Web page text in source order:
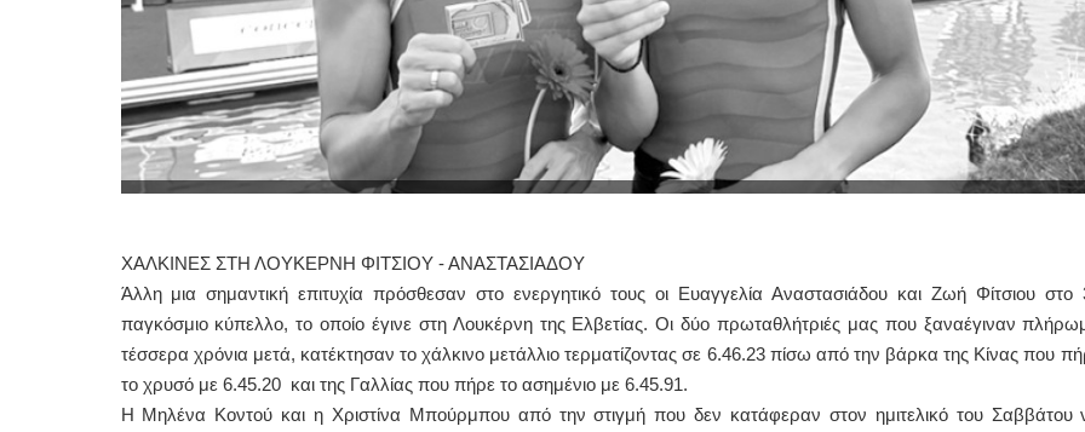
ΧΑΛΚΙΝΕΣ ΣΤΗ ΛΟΥΚΕΡΝΗ ΦΙΤΣΙΟΥ - ΑΝΑΣΤΑΣΙΑΔΟΥ
Άλλη μια σημαντική επιτυχία πρόσθεσαν στο ενεργητικό τους οι Ευαγγελία Αναστασιάδου και Ζωή Φίτσιου στο
παγκόσμιο κύπελλο, το οποίο έγινε στη Λουκέρνη της Ελβετίας. Οι δύο πρωταθλήτριές μας που ξαναέγιναν
τέσσερα χρόνια μετά, κατέκτησαν το χάλκινο μετάλλιο τερματίζοντας σε 6.46.23 πίσω από την βάρκα της Κίνας που
το χρυσό με 6.45.20 και της Γαλλίας που πήρε το ασημένιο με 6.45.91.
Η Μηλένα Κοντού και η Χριστίνα Μπούρμπου από την στιγμή που δεν κατάφεραν στον ημιτελικό του Σαββάτου
ΧΕΙΡΟΥΡΓΟΣ
ΟΦΘΑΛΜΙΑΤΡΟΣ
Καλλιπόλεως 3,Νέα Σμύρνη,